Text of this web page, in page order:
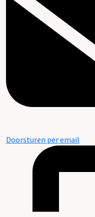
Doorsturen per email